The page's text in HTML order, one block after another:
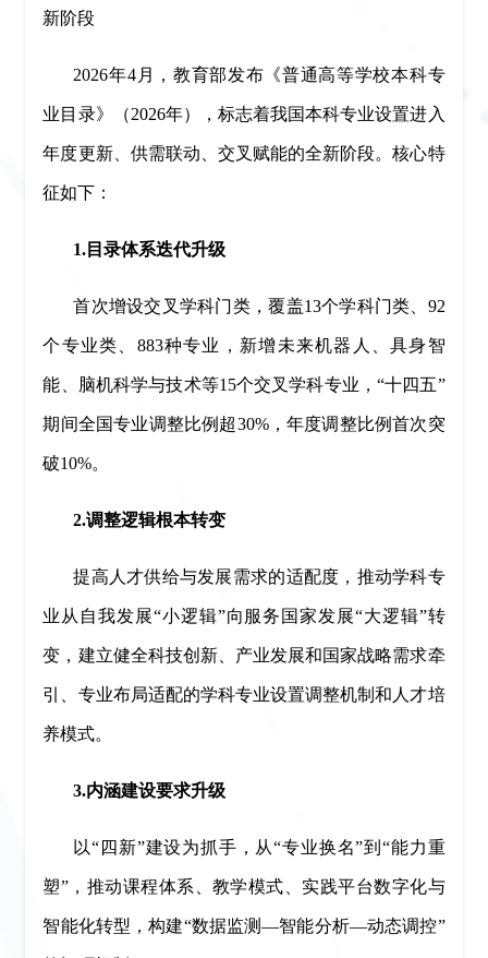
新阶段
2026年4月，教育部发布《普通高等学校本科专
业目录》（2026年），标志着我国本科专业设置进入
年度更新、供需联动、交叉赋能的全新阶段。核心特
征如下：
1.目录体系迭代升级
首次增设交叉学科门类，覆盖13个学科门类、92
个专业类、883种专业，新增未来机器人、具身智
能、脑机科学与技术等15个交叉学科专业，“十四五”
期间全国专业调整比例超30%，年度调整比例首次突
破10%。
2.调整逻辑根本转变
提高人才供给与发展需求的适配度，推动学科专
业从自我发展“小逻辑”向服务国家发展“大逻辑”转
变，建立健全科技创新、产业发展和国家战略需求牵
引、专业布局适配的学科专业设置调整机制和人才培
养模式。
3.内涵建设要求升级
以“四新”建设为抓手，从“专业换名”到“能力重
塑”，推动课程体系、教学模式、实践平台数字化与
智能化转型，构建“数据监测—智能分析—动态调控”